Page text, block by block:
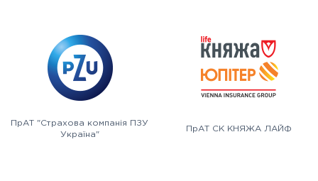
ПрАТ "Страхова компанія ПЗУ
Україна"
ПрАТ СК КНЯЖА ЛАЙФ